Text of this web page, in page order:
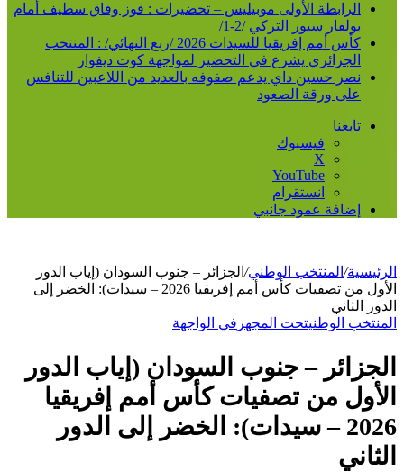
الرابطة الأولى موبيليس – تحضيرات : فوز وفاق سطيف أمام
بولفار سبور التركي /2-1/
كأس أمم إفريقيا للسيدات 2026 /ربع النهائي/ : المنتخب
الجزائري يشرع في التحضير لمواجهة كوت ديفوار
نصر حسين داي يدعم صفوفه بالعديد من اللاعبين للتنافس
على ورقة الصعود
تابعنا
فيسبوك
‫X
‫YouTube
انستقرام
إضافة عمود جانبي
الرئيسية/ المنتخب الوطني/ الجزائر – جنوب السودان (إياب الدور
الأول من تصفيات كأس أمم إفريقيا 2026 – سيدات): الخضر إلى
الدور الثاني
المنتخب الوطنيتحت المجهر في الواجهة
الجزائر – جنوب السودان (إياب الدور
الأول من تصفيات كأس أمم إفريقيا
2026 – سيدات): الخضر إلى الدور
الثاني